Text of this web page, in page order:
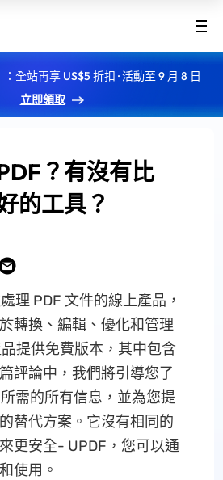
：全站再享 US$5 折扣 · 活動至 9 月 8 日
立即領取
？有沒有比
的工具？
理 PDF 文件的線上產品，
轉換、編輯、優化和管理
提供免費版本，其中包含
評論中，我們將引導您了
需的所有信息，並為您提
替代方案。它沒有相同的
更安全- UPDF，您可以通
使用。